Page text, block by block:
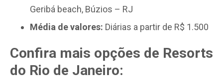
Geribá beach, Búzios – RJ
Média de valores: Diárias a partir de R$ 1.500
Confira mais opções de Resorts
do Rio de Janeiro: